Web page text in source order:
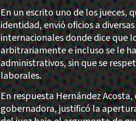
En un escrito uno de los jueces,
identidad, envió oficios a
internacionales donde dice que
arbitrariamente e incluso se le
administrativos, sin que se
laborales.
En respuesta Hernández
gobernadora, justificó la